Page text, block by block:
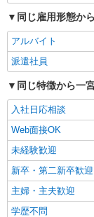
アスケア訪問入浴
正社員
アスケア訪問入浴
同じ雇用形態か
アルバイト
派遣社員
同じ特徴から一
入社日応相談
Web面接OK
未経験歓迎
新卒・第二新卒歓迎
主婦・主夫歓迎
学歴不問